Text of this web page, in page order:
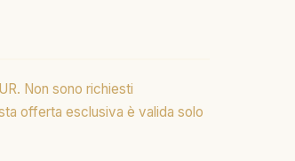
Non sono richiesti
offerta esclusiva è valida solo